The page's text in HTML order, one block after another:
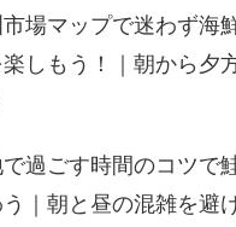
場マップで迷わず海
楽しもう！｜朝から夕
過ごす時間のコツで
｜朝と昼の混雑を避